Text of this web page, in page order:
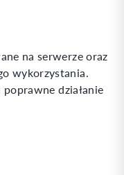
na serwerze oraz
wykorzystania.
poprawne działanie